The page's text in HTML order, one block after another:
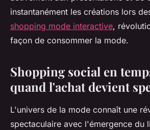
instantanément les créations lors
shopping mode interactive,
façon de consommer la mode.
Shopping social en
quand l'achat devient
L'univers de la mode connaît une
spectaculaire avec l'émergence du